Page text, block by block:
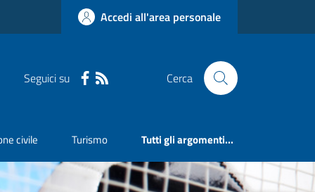
Accedi all'area personale
Seguici su Cerca
civile Turismo Tutti gli argomenti...